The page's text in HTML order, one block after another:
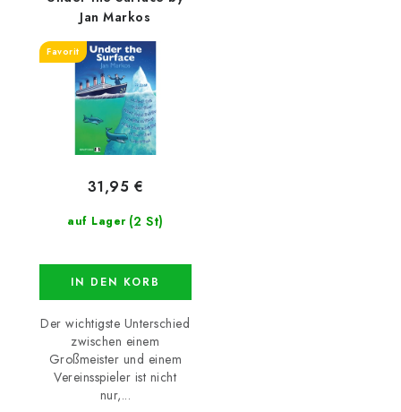
Jan Markos
Favorit
auf Lager (2 St)
31,95 €
IN DEN KORB
Der wichtigste Unterschied
zwischen einem
Großmeister und einem
Vereinsspieler ist nicht
nur,...